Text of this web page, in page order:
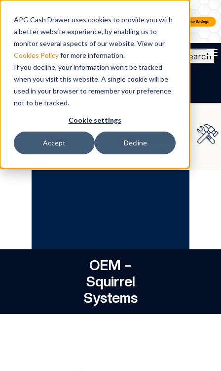
APG Cash Drawer uses cookies to provide you with
a better website experience, by enabling us to
monitor several aspects of our website. View our
Cookies Policyfor more information.
If you decline, your information won’t be tracked
when you visit this website. A single cookie will be
used in your browser to remember your preference
not to be tracked.
Cookie settings
Accept Decline
Search
FR
OEM –
Squirrel
Systems